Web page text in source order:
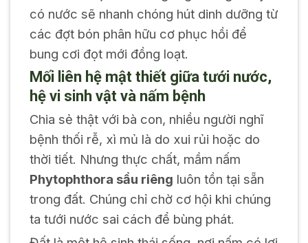
có nước sẽ nhanh chóng hút dinh dưỡng từ
các đợt bón phân hữu cơ phục hồi để
bung cơi đọt mới đồng loạt.
Mối liên hệ mật thiết giữa tưới nước,
hệ vi sinh vật và nấm bệnh
Chia sẻ thật với bà con, nhiều người nghĩ
bệnh thối rễ, xì mủ là do xui rủi hoặc do
thời tiết. Nhưng thực chất, mầm nấm
Phytophthora sầu riêng luôn tồn tại sẵn
trong đất. Chúng chỉ chờ cơ hội khi chúng
ta tưới nước sai cách để bùng phát.